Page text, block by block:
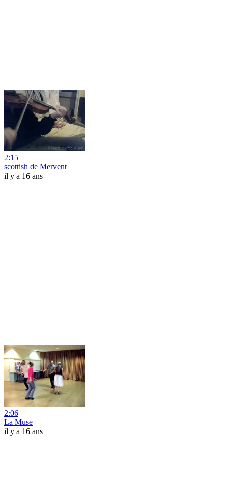
2:15
scottish de Mervent
il y a 16 ans
2:06
La Muse
il y a 16 ans